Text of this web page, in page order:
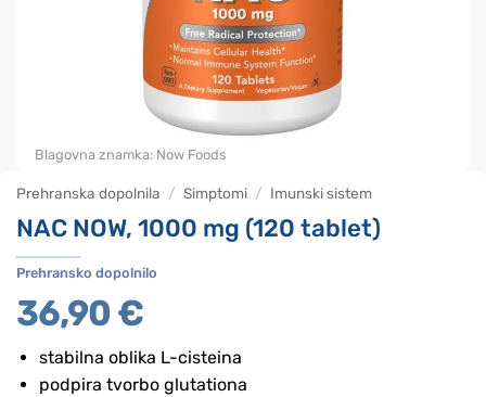
Prehranska dopolnila / Simptomi / Imunski sistem
NAC NOW, 1000 mg (120 tablet)
Prehransko dopolnilo
36,90 €
stabilna oblika L-cisteina
podpira tvorbo glutationa
Blagovna znamka: Now Foods